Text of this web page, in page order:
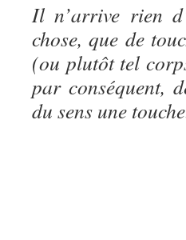
Il n’arrive rien
chose, que de
(ou plutôt tel
par conséquent,
du sens une